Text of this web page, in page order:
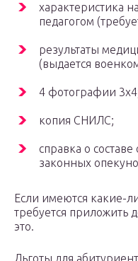
характеристика
педагогом
результаты
(выдается
4 фотографии
копия СНИЛС;
справка о
законных
Если имеются какие-
требуется
это.
Льготы для